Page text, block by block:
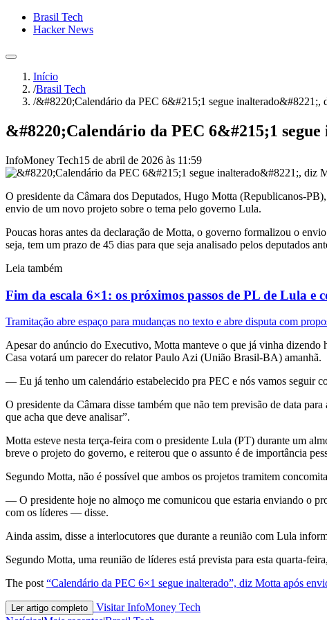
Brasil Tech
Hacker News
Início
/Brasil Tech
/&#8220;Calendário da PEC 6&#215;1 segue inalterado&#8221;,
&#8220;Calendário da PEC 6&#215;1
InfoMoney Tech15 de abril de 2026 às 11:59
O presidente da Câmara dos Deputados, Hugo Motta (Republicanos-
envio de um novo projeto sobre o tema pelo governo Lula.
Poucas horas antes da declaração de Motta, o governo formalizou o
seja, tem um prazo de 45 dias para que seja analisado pelos deputados
Leia também
Fim da escala 6×1: os próximos passos de PL de Lula
Tramitação abre espaço para mudanças no texto e abre disputa com
Apesar do anúncio do Executivo, Motta manteve o que já vinha dizendo
Casa votará um parecer do relator Paulo Azi (União Brasil-BA) amanhã.
— Eu já tenho um calendário estabelecido pra PEC e nós vamos seguir
O presidente da Câmara disse também que não tem previsão de data
que acha que deve analisar”.
Motta esteve nesta terça-feira com o presidente Lula (PT) durante um
breve o projeto do governo, e reiterou que o assunto é de importância
Segundo Motta, não é possível que ambos os projetos tramitem
— O presidente hoje no almoço me comunicou que estaria enviando o
com os líderes — disse.
Ainda assim, disse a interlocutores que durante a reunião com Lula
Segundo Motta, uma reunião de líderes está prevista para esta quarta-
The post “Calendário da PEC 6×1 segue inalterado”, diz Motta após
Ler artigo completo
Visitar InfoMoney Tech